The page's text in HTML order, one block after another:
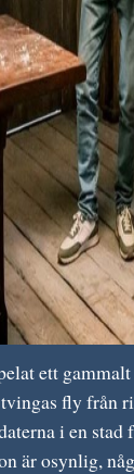
ett
tvingas fly från
i en
är osynlig,